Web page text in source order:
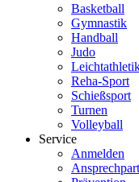
Basketball
Gymnastik
Handball
Judo
Reha-Sport
Schießsport
Turnen
Volleyball
Service
Anmelden